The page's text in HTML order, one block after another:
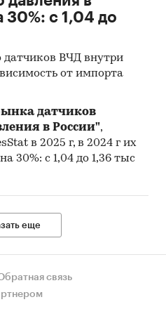
30%: с 1,04 до
датчиков ВЧД внутри
от импорта
датчиков
в России",
в 2025 г, в 2024 г их
30%: с 1,04 до 1,36 тыс
еще
связь